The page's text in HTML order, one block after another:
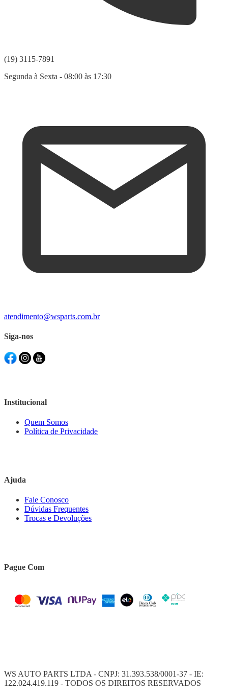
(19) 3115-7891
Segunda à Sexta - 08:00 às 17:30
atendimento@wsparts.com.br
Siga-nos
Institucional
Quem Somos
Política de Privacidade
Ajuda
Fale Conosco
Dúvidas Frequentes
Trocas e Devoluções
Pague Com
WS AUTO PARTS LTDA - CNPJ: 31.393.538/0001-37 - IE:
122.024.419.119 - TODOS OS DIREITOS RESERVADOS